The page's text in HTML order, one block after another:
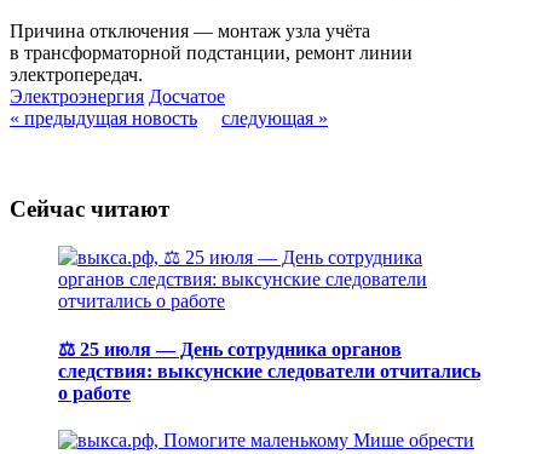
Причина отключения — монтаж узла учёта
в трансформаторной подстанции, ремонт линии
электропередач.
Электроэнергия Досчатое
« предыдущая новость
следующая »
Сейчас читают
⚖️ 25 июля — День сотрудника органов
следствия: выксунские следователи отчитались
о работе